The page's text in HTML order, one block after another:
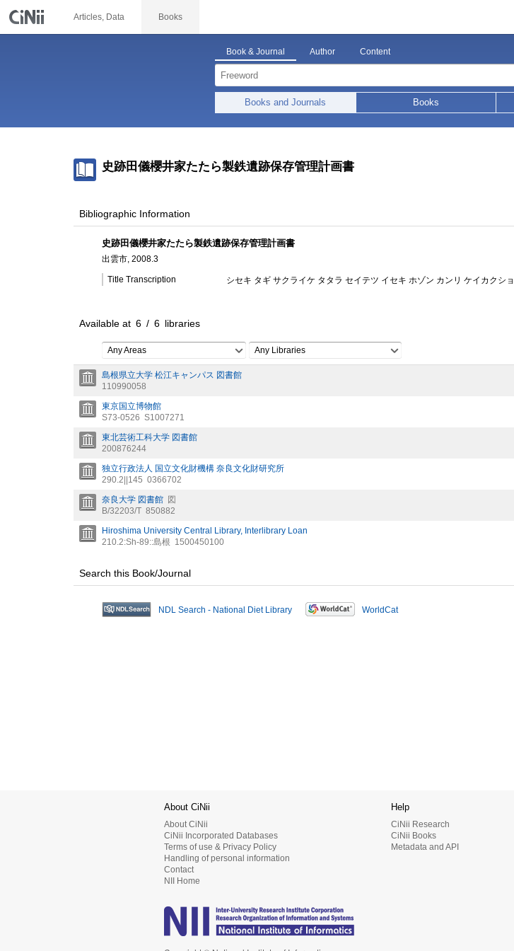
Articles, Data Books
Book & Journal Author Content
Books and Journals Books
史跡田儀櫻井家たたら製鉄遺跡保存管理計画書
Bibliographic Information
史跡田儀櫻井家たたら製鉄遺跡保存管理計画書
出雲市, 2008.3
Title Transcription シセキ タギ サクライケ タタラ セイテツ イセキ ホゾン カンリ ケイカクショ
Available at 6 / 6 libraries
Any Areas Any Libraries
島根県立大学 松江キャンパス 図書館
110990058
東京国立博物館
S73-0526 S1007271
東北芸術工科大学 図書館
200876244
独立行政法人 国立文化財機構 奈良文化財研究所
290.2||145 0366702
奈良大学 図書館 図
B/32203/T 850882
Hiroshima University Central Library, Interlibrary Loan
210.2:Sh-89::島根 1500450100
Search this Book/Journal
NDL Search - National Diet Library WorldCat
About CiNii
About CiNii
CiNii Incorporated Databases
Terms of use & Privacy Policy
Handling of personal information
Contact
NII Home
Help
CiNii Research
CiNii Books
Metadata and API